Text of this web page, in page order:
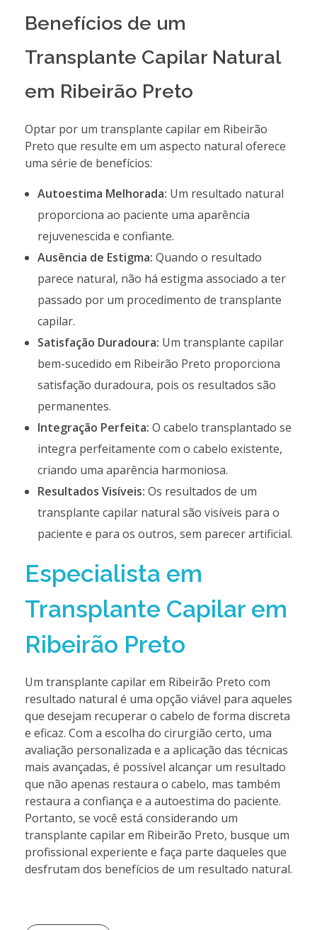
Benefícios de um
Transplante Capilar Natural
em Ribeirão Preto
Optar por um transplante capilar em Ribeirão
Preto que resulte em um aspecto natural oferece
uma série de benefícios:
Autoestima Melhorada: Um resultado natural
proporciona ao paciente uma aparência
rejuvenescida e confiante.
Ausência de Estigma: Quando o resultado
parece natural, não há estigma associado a ter
passado por um procedimento de transplante
capilar.
Satisfação Duradoura: Um transplante capilar
bem-sucedido em Ribeirão Preto proporciona
satisfação duradoura, pois os resultados são
permanentes.
Integração Perfeita: O cabelo transplantado se
integra perfeitamente com o cabelo existente,
criando uma aparência harmoniosa.
Resultados Visíveis: Os resultados de um
transplante capilar natural são visíveis para o
paciente e para os outros, sem parecer artificial.
Especialista em
Transplante Capilar em
Ribeirão Preto
Um transplante capilar em Ribeirão Preto com
resultado natural é uma opção viável para aqueles
que desejam recuperar o cabelo de forma discreta
e eficaz. Com a escolha do cirurgião certo, uma
avaliação personalizada e a aplicação das técnicas
mais avançadas, é possível alcançar um resultado
que não apenas restaura o cabelo, mas também
restaura a confiança e a autoestima do paciente.
Portanto, se você está considerando um
transplante capilar em Ribeirão Preto, busque um
profissional experiente e faça parte daqueles que
desfrutam dos benefícios de um resultado natural.